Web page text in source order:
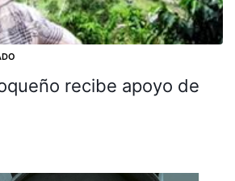
recibe apoyo de